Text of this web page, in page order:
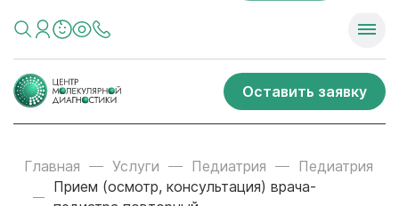
Оставить заявку
Главная Услуги Педиатрия
Педиатрия
Прием (осмотр, консультация) врача-